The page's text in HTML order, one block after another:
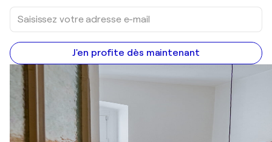
J'en profite dès maintenant